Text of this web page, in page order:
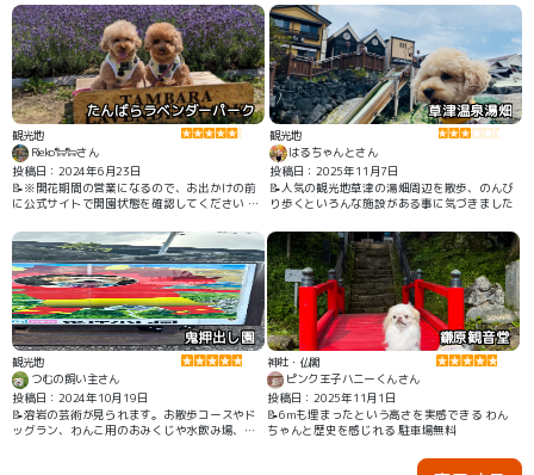
たんばらラベンダーパーク
観光地
Rieko🐑🐑さん
投稿日：2024年6月23日
📝※開花期間の営業になるので、お出かけの前
に公式サイトで開園状態を確認してください ラ
から歩いても散歩がてらにいいです。 ドッグラ
ンもあり。
草津温泉湯畑
観光地
はるちゃんとさん
投稿日：2025年11月7日
📝人気の観光地草津の湯畑周辺を散歩、のんび
り歩くといろんな施設がある事に気づきました
鬼押出し園
観光地
つむの飼い主さん
投稿日：2024年10月19日
📝溶岩の芸術が見られます。お散歩コースやド
ッグラン、わんこ用のおみくじや水飲み場、わ
鎌原観音堂
神社・仏閣
ピンク王子ハニーくんさん
投稿日：2025年11月1日
📝6mも埋まったという高さを実感できる わん
ちゃんと歴史を感じれる 駐車場無料